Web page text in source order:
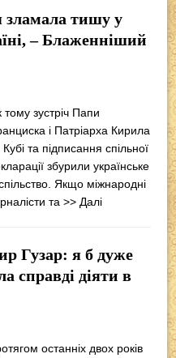
зламала тишу у
– Блаженніший
тому зустріч Папи
і Патріарха Кирила
Кубі та підписання спільної
збурили українське
Якщо міжнародні
та>> Далі
Гузар: я б дуже
справді діяти в
останніх двох років